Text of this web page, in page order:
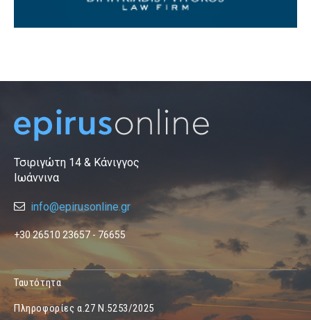
Τσιριγώτη 14 & Κάνιγγος
Ιωάννινα
info@epirusonline.gr
+30 26510 23657 - 76655
Ταυτότητα
Πληροφορίες α.27 Ν.5253/2025